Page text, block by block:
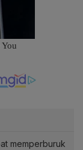
memperburuk